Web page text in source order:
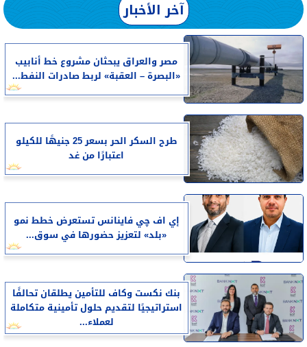
آخر الأخبار
مصر والعراق يبحثان مشروع خط أنابيب
«البصرة – العقبة» لربط صادرات النفط...
طرح السكر الحر بسعر 25 جنيهًا للكيلو
اعتبارًا من غد
إي اف چي فاينانس تستعرض خطط نمو
«بلد» لتعزيز حضورها في سوق...
بنك نكست وكاف للتأمين يطلقان تحالفًا
استراتيجيًا لتقديم حلول تأمينية متكاملة
لعملاء...